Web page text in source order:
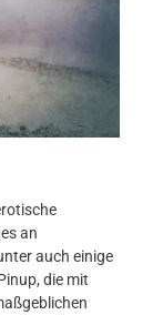
an
auch einige
die mit